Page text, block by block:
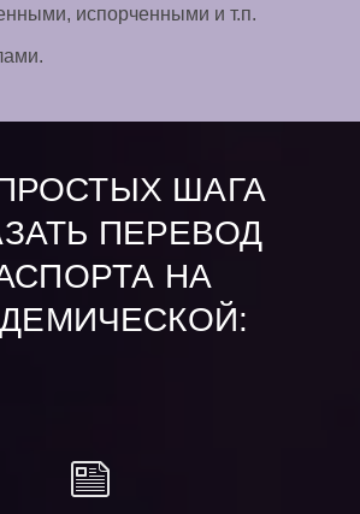
испорченными и т.п.
ШАГА
ПЕРЕВОД
НА